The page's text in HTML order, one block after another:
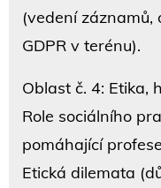
(vedení záznamů,
GDPR v terénu).
Oblast č. 4: Etika,
Role sociálního
pomáhající
Etická dilemata